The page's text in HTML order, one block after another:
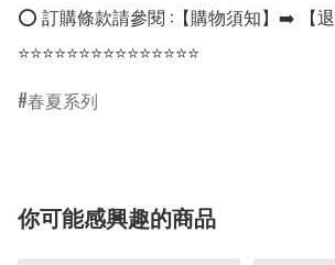
⭕ 訂購條款請參閱 :【購物須知】➡️ 【退
⭐⭐⭐⭐⭐⭐⭐⭐⭐⭐⭐⭐⭐⭐⭐
春夏系列
你可能感興趣的商品